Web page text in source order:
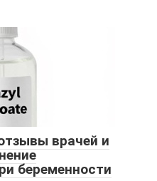
врачей и
беременности